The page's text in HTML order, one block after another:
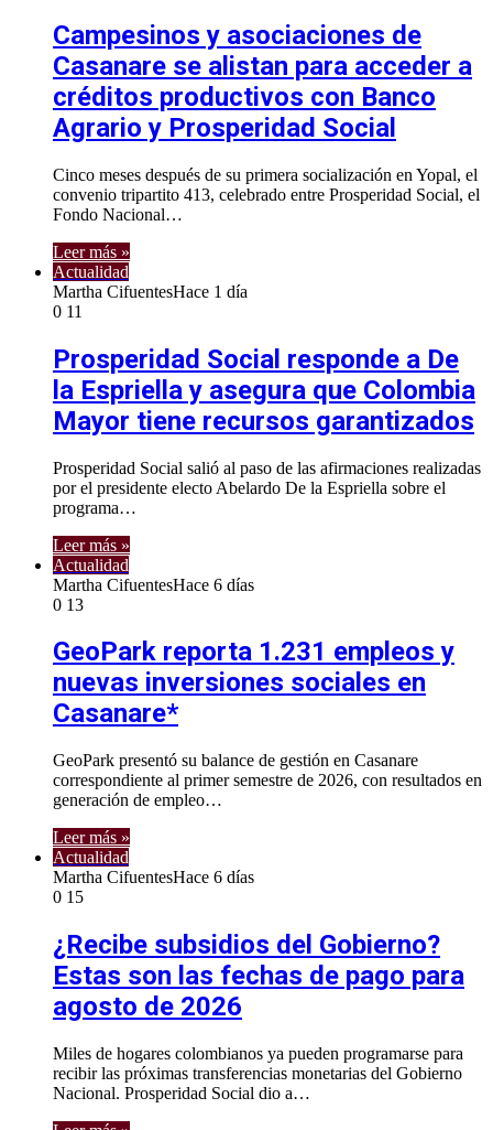
Campesinos y asociaciones de
Casanare se alistan para acceder a
créditos productivos con Banco
Agrario y Prosperidad Social
Cinco meses después de su primera socialización en Yopal, el
convenio tripartito 413, celebrado entre Prosperidad Social, el
Fondo Nacional…
Leer más »
Actualidad
Martha CifuentesHace 1 día
0 11
Prosperidad Social responde a De
la Espriella y asegura que Colombia
Mayor tiene recursos garantizados
Prosperidad Social salió al paso de las afirmaciones realizadas
por el presidente electo Abelardo De la Espriella sobre el
programa…
Leer más »
Actualidad
Martha CifuentesHace 6 días
0 13
GeoPark reporta 1.231 empleos y
nuevas inversiones sociales en
Casanare*
GeoPark presentó su balance de gestión en Casanare
correspondiente al primer semestre de 2026, con resultados en
generación de empleo…
Leer más »
Actualidad
Martha CifuentesHace 6 días
0 15
¿Recibe subsidios del Gobierno?
Estas son las fechas de pago para
agosto de 2026
Miles de hogares colombianos ya pueden programarse para
recibir las próximas transferencias monetarias del Gobierno
Nacional. Prosperidad Social dio a…